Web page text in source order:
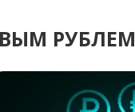
РУБЛЕМ